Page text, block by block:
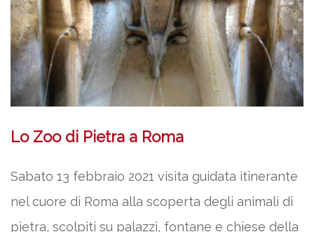
Lo Zoo di Pietra a Roma
Sabato 13 febbraio 2021 visita guidata itinerante
nel cuore di Roma alla scoperta degli animali di
pietra, scolpiti su palazzi, fontane e chiese della